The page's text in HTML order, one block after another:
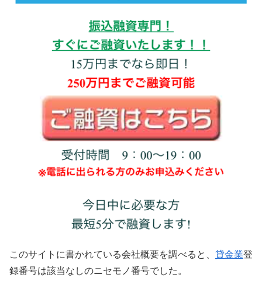
このサイトに書かれている会社概要を調べると、 貸金業登
録番号は該当なしのニセモノ番号でした。